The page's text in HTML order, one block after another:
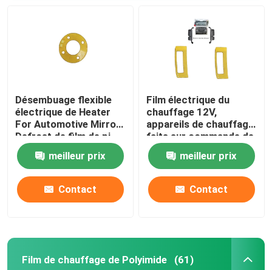
Désembuage flexible
électrique de Heater
For Automotive Mirror
Defrost de film de pi
meilleur prix
Contact
Film électrique du
chauffage 12V,
appareils de chauffage
faits sur commande de
Polyimide pour le
chauffage des
véhicules à moteur de
miroir
meilleur prix
Contact
Film de chauffage de Polyimide (61)